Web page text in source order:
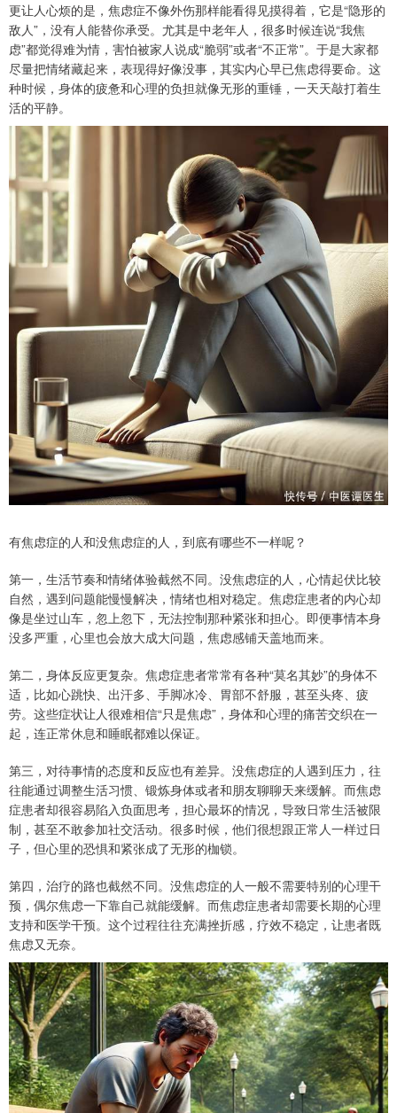
更让人心烦的是，焦虑症不像外伤那样能看得见摸得着，它是“隐形的
敌人”，没有人能替你承受。尤其是中老年人，很多时候连说“我焦
虑”都觉得难为情，害怕被家人说成“脆弱”或者“不正常”。于是大家都
尽量把情绪藏起来，表现得好像没事，其实内心早已焦虑得要命。这
种时候，身体的疲惫和心理的负担就像无形的重锤，一天天敲打着生
活的平静。
有焦虑症的人和没焦虑症的人，到底有哪些不一样呢？
第一，生活节奏和情绪体验截然不同。没焦虑症的人，心情起伏比较
自然，遇到问题能慢慢解决，情绪也相对稳定。焦虑症患者的内心却
像是坐过山车，忽上忽下，无法控制那种紧张和担心。即便事情本身
没多严重，心里也会放大成大问题，焦虑感铺天盖地而来。
第二，身体反应更复杂。焦虑症患者常常有各种“莫名其妙”的身体不
适，比如心跳快、出汗多、手脚冰冷、胃部不舒服，甚至头疼、疲
劳。这些症状让人很难相信“只是焦虑”，身体和心理的痛苦交织在一
起，连正常休息和睡眠都难以保证。
第三，对待事情的态度和反应也有差异。没焦虑症的人遇到压力，往
往能通过调整生活习惯、锻炼身体或者和朋友聊聊天来缓解。而焦虑
症患者却很容易陷入负面思考，担心最坏的情况，导致日常生活被限
制，甚至不敢参加社交活动。很多时候，他们很想跟正常人一样过日
子，但心里的恐惧和紧张成了无形的枷锁。
第四，治疗的路也截然不同。没焦虑症的人一般不需要特别的心理干
预，偶尔焦虑一下靠自己就能缓解。而焦虑症患者却需要长期的心理
支持和医学干预。这个过程往往充满挫折感，疗效不稳定，让患者既
焦虑又无奈。